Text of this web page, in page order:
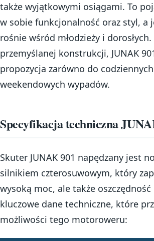
także wyjątkowymi osiągami. To
w sobie funkcjonalność oraz styl, a
rośnie wśród młodzieży i
przemyślanej konstrukcji, JUNAK
propozycja zarówno do
weekendowych wypadów.
Specyfikacja techniczna
Skuter JUNAK 901 napędzany jest
silnikiem czterosuwowym, który
wysoką moc, ale także
kluczowe dane techniczne, które
możliwości tego motoroweru: